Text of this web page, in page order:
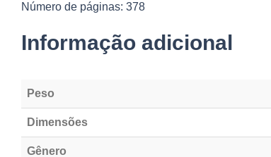
Número de páginas: 378
Informação adicional
Peso
Dimensões
Gênero